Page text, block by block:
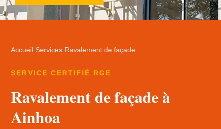
Accueil ›Services› Ravalement de façade
SERVICE CERTIFIÉ RGE
Ravalement de façade à
Ainhoa